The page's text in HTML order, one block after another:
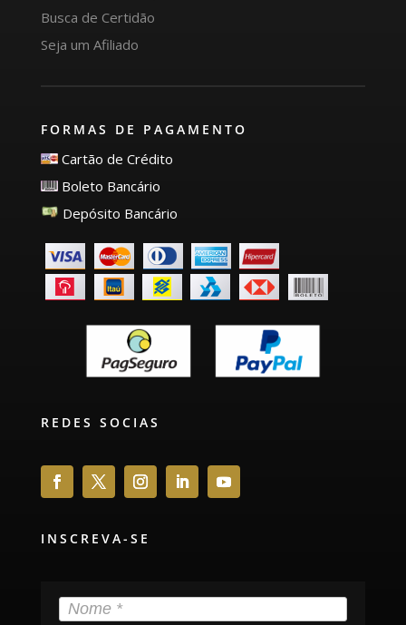
Busca de Certidão
Seja um Afiliado
FORMAS DE PAGAMENTO
Cartão de Crédito
Boleto Bancário
Depósito Bancário
REDES SOCIAS
INSCREVA-SE